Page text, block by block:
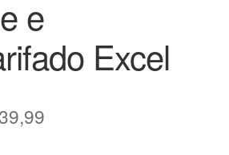
e
Excel
39,99